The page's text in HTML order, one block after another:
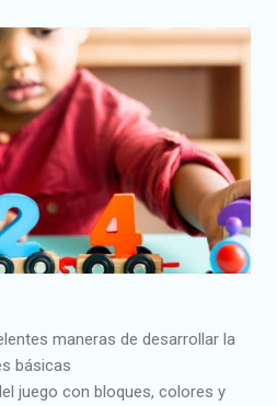
maneras de desarrollar la
básicas
juego con bloques, colores y